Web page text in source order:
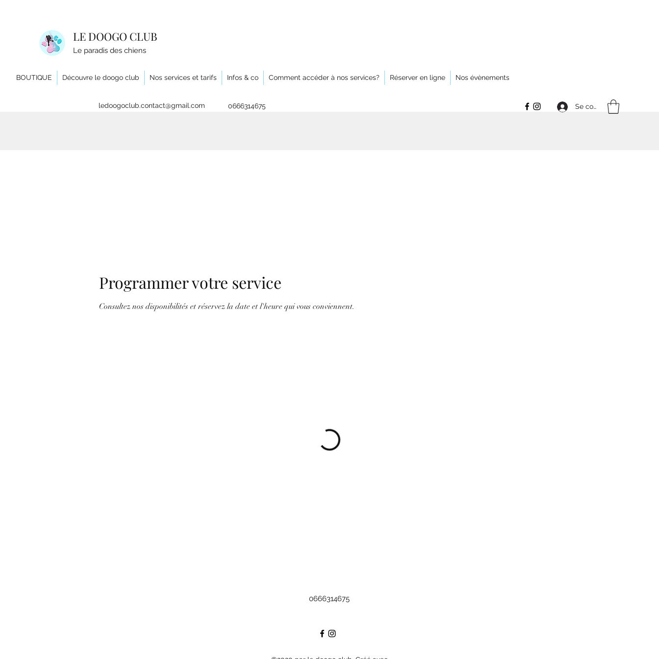
LE DOOGO CLUB
Le paradis des chiens
ledoogoclub.contact@gmail.com 0666314675 Se connecter
BOUTIQUE Découvre le doogo club Nos services et tarifs Infos & co Comment accéder à nos services? Réserver en ligne Nos évènements
Programmer votre service
Consultez nos disponibilités et réservez la date et l'heure qui vous conviennent.
0666314675